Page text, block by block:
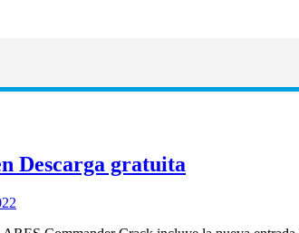
Descarga gratuita